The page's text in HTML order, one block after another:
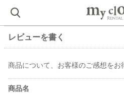
レビューを書く
商品について、お客様のご感想をお
商品名